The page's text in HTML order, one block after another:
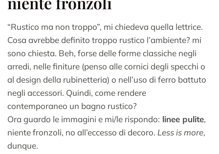
“Rustico ma non troppo”, mi chiedeva quella lettrice.
Cosa avrebbe definito troppo rustico l’ambiente? mi
sono chiesta. Beh, forse delle forme classiche negli
arredi, nelle finiture (penso alle cornici degli specchi o
al design della rubinetteria) o nell’uso di ferro battuto
negli accessori. Quindi, come rendere
contemporaneo un bagno rustico?
Ora guardo le immagini e mi/le rispondo: linee pulite,
niente fronzoli, no all’eccesso di decoro. Less is more,
dunque.